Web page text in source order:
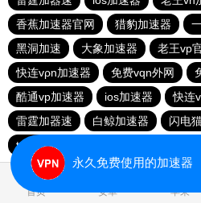
香蕉加速器官网
猎豹加速器
黑洞加速
大象加速器 老王vp
快连vρn加速器
免费vqn外网
酷通vp加速器
ios加速器 快连
雷霆加器速
白鲸加速器
闪电
telegeram苹果加速器
首页 安卓 苹果
永久免费使用的加速器